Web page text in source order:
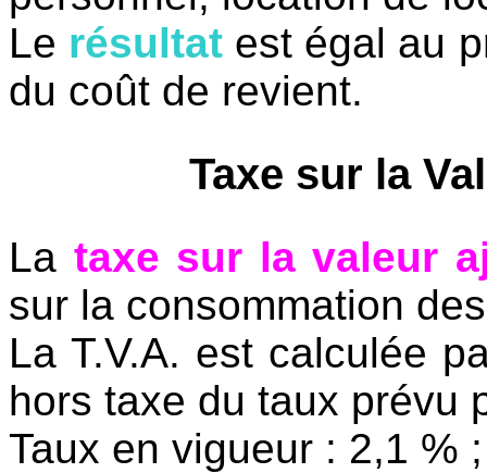
Le résultat est égal au
du coût de revient.
Taxe sur la
La taxe sur la valeur
sur la consommation
La T.V.A. est calculée
hors taxe du taux prévu
Taux en vigueur : 2,1 %